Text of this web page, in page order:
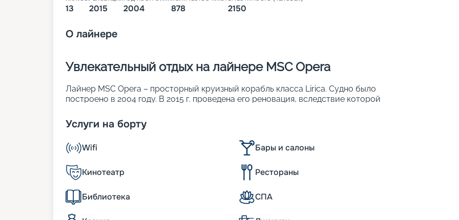
13 2015 2004 878 2150
О лайнере
Увлекательный отдых на лайнере MSC Opera
Лайнер MSC Opera – просторный круизный корабль класса Lirica. Судно было
построено в 2004 году. В 2015 г. проведена его реновация, вследствие которой
Продуманные дизайны сделали лайнер похожим на роскошный плавучий 5-
звездочный отель. Основные параметры:
• ширина – 29 м;
• длина – 275 м;
• водоизмещение – около 65 тыс. т;
• осадка – 6,6 м;
• скорость – 20,3 узла.
К услугам пассажиров
Услуги на борту
Wifi Бары и салоны
Кинотеатр Рестораны
Библиотека СПА